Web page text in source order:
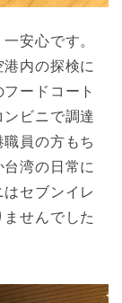
安心です。
内の探検に
ードコート
ビニで調達
員の方もち
湾の日常に
セブンイレ
せんでした